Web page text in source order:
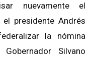
nuevamente el
presidente Andrés
la nómina
Silvano